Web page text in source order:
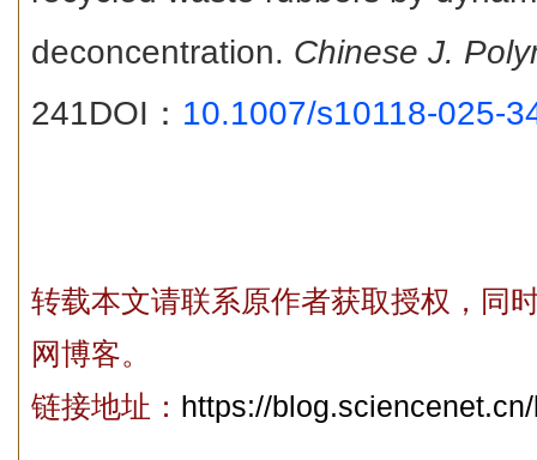
deconcentration. Chinese J.
241DOI： 10.1007/s10118-025-
转载本文请联系原作者获取授权，同
网博客。
链接地址： https://